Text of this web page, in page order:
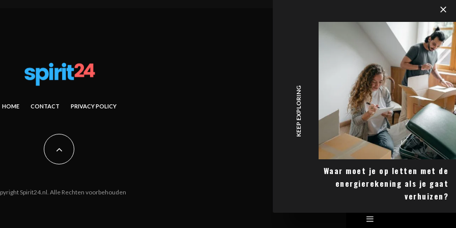
HOME CONTACT PRIVACY POLICY
Spirit24.nl. Alle Rechten voorbehouden
KEEP EXPLORING
Waar moet je op letten met de
energierekening als je gaat
verhuizen?